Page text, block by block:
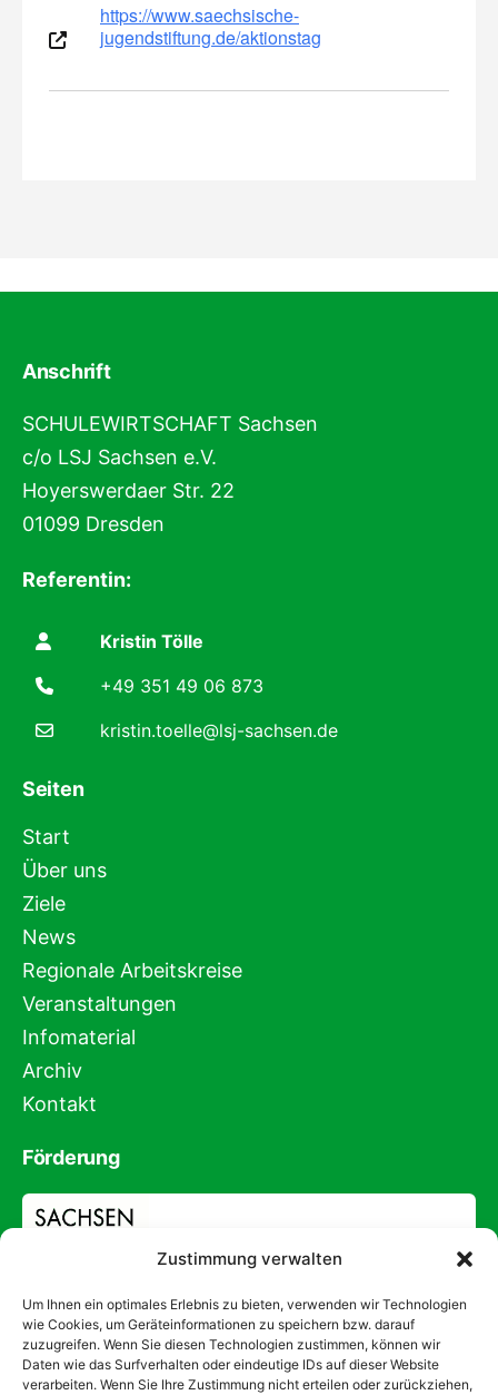
Zustimmung verwalten
Um Ihnen ein optimales Erlebnis zu bieten, verwenden wir Technologien
wie Cookies, um Geräteinformationen zu speichern bzw. darauf
zuzugreifen. Wenn Sie diesen Technologien zustimmen, können wir
Daten wie das Surfverhalten oder eindeutige IDs auf dieser Website
verarbeiten. Wenn Sie Ihre Zustimmung nicht erteilen oder zurückziehen,
https://www.saechsische-
jugendstiftung.de/aktionstag
Anschrift
SCHULEWIRTSCHAFT Sachsen
c/o LSJ Sachsen e.V.
Hoyerswerdaer Str. 22
01099 Dresden
Referentin:
Kristin Tölle
+49 351 49 06 873
kristin.toelle@lsj-sachsen.de
Seiten
Start
Über uns
Ziele
News
Regionale Arbeitskreise
Veranstaltungen
Infomaterial
Archiv
Kontakt
Förderung